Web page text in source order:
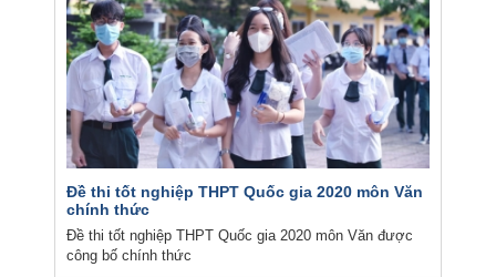
Đề thi tốt nghiệp THPT Quốc gia 2020 môn Văn
chính thức
Đề thi tốt nghiệp THPT Quốc gia 2020 môn Văn được
công bố chính thức